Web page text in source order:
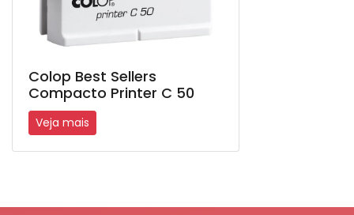
Colop Best Sellers
Compacto Printer C 50
Veja mais